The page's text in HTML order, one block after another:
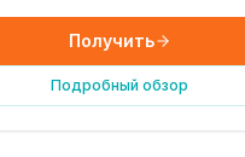
Получить
Подробный обзор